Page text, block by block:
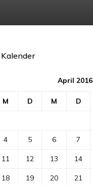
Kalender
April 2016
M D M D
4 5 6 7
11 12 13 14
18 19 20 21